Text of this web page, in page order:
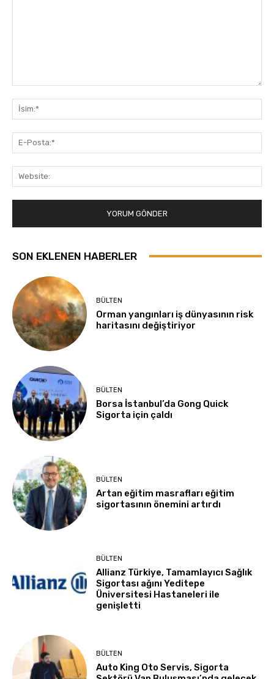
SON EKLENEN HABERLER
BÜLTEN
Orman yangınları iş dünyasının risk
haritasını değiştiriyor
BÜLTEN
Borsa İstanbul’da Gong Quick
Sigorta için çaldı
BÜLTEN
Artan eğitim masrafları eğitim
sigortasının önemini artırdı
BÜLTEN
Allianz Türkiye, Tamamlayıcı Sağlık
Sigortası ağını Yeditepe
Üniversitesi Hastaneleri ile
genişletti
BÜLTEN
Auto King Oto Servis, Sigorta